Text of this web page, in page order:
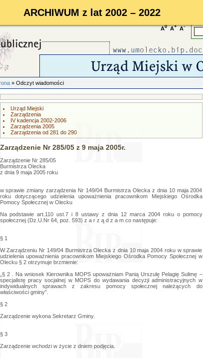
ARCHIWUM z lat 2002 – 2022
A0 A+ A-
» Odczyt wiadomości
Urząd Miejski
Zarządzenia
IV kadencja 2002-2006
Zarządzenia 2005
Zarządzenia od 281 do 290
Zarządzenie Nr 285/05 z 9 maja 2005r.
Zarządzenie Nr 285/05
Burmistrza Olecka
z dnia 9 maja 2005 roku
w sprawie zmiany zarządzenia Nr 149/04 Burmistrza Olecka z dnia 10 maja 2004
roku dotyczącego udzielenia upoważnienia pracownikom Miejskiego Ośrodka
Pomocy Społecznej w Olecku
Na podstawie art.110 ust.7 i 8 ustawy z dnia 12 marca 2004 roku o pomocy
społecznej (Dz.U.Nr 64, poz. 593) z a r z ą d z a m co następuje:
§ 1
W Zarządzeniu Nr 149/04 Burmistrza Olecka z dnia 10 maja 2004 roku w sprawie
udzielenia upoważnienia pracownikom Miejskiego Ośrodka Pomocy Społecznej w
Olecku § 2 otrzymuje brzmienie:
„§ 2 . Na wniosek Kierownika MOPS upoważniam Panią Urszulę Pelagię Sulimę –
specjalistę pracy socjalnej w MOPS do wydawania decyzji administracyjnych w
indywidualnych sprawach z zakresu pomocy społecznej należących do
właściwości gminy”.
§ 2
Zarządzenie wykona Sekretarz Gminy.
§ 3
Zarządzenie wchodzi w życie z dniem podjęcia.